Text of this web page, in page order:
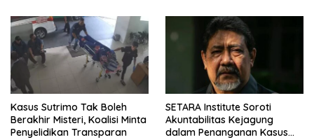
Kasus Sutrimo Tak Boleh
Berakhir Misteri, Koalisi Minta
Penyelidikan Transparan
SETARA Institute Soroti
Akuntabilitas Kejagung
dalam Penanganan Kasus